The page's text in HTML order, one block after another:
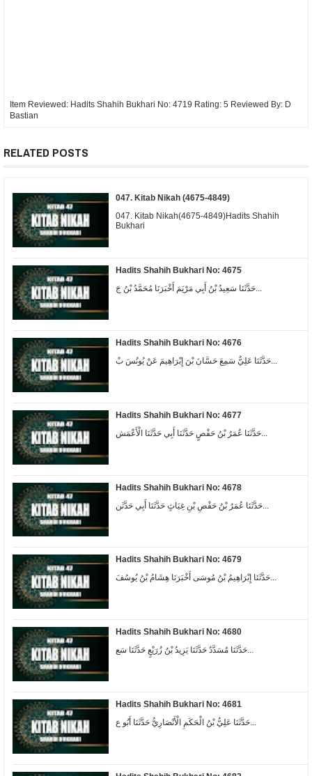
Item Reviewed: Hadits Shahih Bukhari No: 4719 Rating: 5 Reviewed By: D
Bastian
RELATED POSTS
047. Kitab Nikah (4675-4849)
047. Kitab Nikah(4675-4849)Hadits Shahih
Bukhari
Hadits Shahih Bukhari No: 4675
حَدَّثَنَا سَعِيدُ بْنُ أَبِي مَرْيَمَ أَخْبَرَنَا مُحَمَّدُ بْنُ جَ...
Hadits Shahih Bukhari No: 4676
حَدَّثَنَا عَلِيٌّ سَمِعَ حَسَّانَ بْنَ إِبْرَاهِيمَ عَنْ يُونُسَ بْ...
Hadits Shahih Bukhari No: 4677
Hadits Shahih Bukhari No: 4678
Hadits Shahih Bukhari No: 4679
حَدَّثَنَا إِبْرَاهِيمُ بْنُ مُوسَى أَخْبَرَنَا هِشَامُ بْنُ يُوسُفَ...
Hadits Shahih Bukhari No: 4680
حَدَّثَنَا مُسَدَّدٌ حَدَّثَنَا يَزِيدُ بْنُ زُرَيْعٍ حَدَّثَنَا سَع...
Hadits Shahih Bukhari No: 4681
حَدَّثَنَا عَلِيُّ بْنُ الْحَكَمِ الْأَنْصَارِيُّ حَدَّثَنَا أَبُو ع...